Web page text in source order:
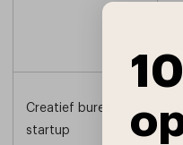
Creatief bureau /
startup